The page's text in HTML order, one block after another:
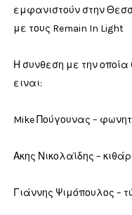
εμφανιστούν στην
με τους Remain In Light
Η συνθεση με την
ειναι:
Mike Πούγουνας –
Ακης Νικολαϊδης –
Γιάννης Ψιμόπουλος –